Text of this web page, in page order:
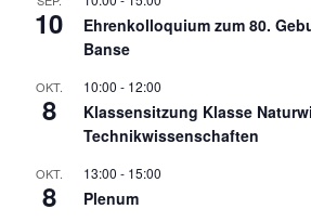
10
Ehrenkolloquium zum 80.
Banse
OKT.
8
10:00 - 12:00
Klassensitzung Klasse
Technikwissenschaften
OKT.
8
13:00 - 15:00
Plenum